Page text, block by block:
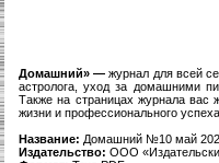
Домашний» —журнал для всей
астролога, уход за домашними
Также на страницах журнала вас
жизни и профессионального
Название: Домашний №10 май
Издательство: ООО